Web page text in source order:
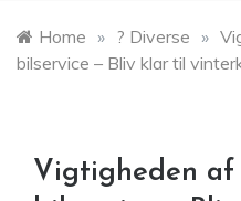
Home » ? Diverse »
bilservice – Bliv klar til
Vigtigheden af